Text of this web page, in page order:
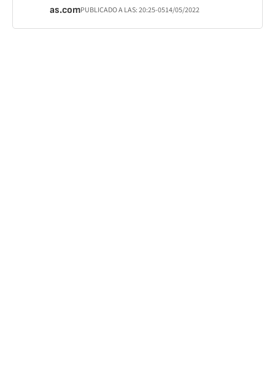
as.comPUBLICADO A LAS:20:25-0514/05/2022